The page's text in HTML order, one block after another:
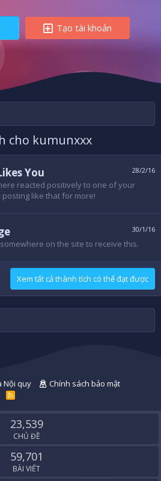
Tạo tài khoản
cho kumunxxx
28/2/16
You
reacted positively to one of your
posting like that for more!
30/1/16
on the site to receive this.
Xem tất cả thành tích có thể đạt được
Nội quy
Chính sách bảo mật
R
S
23,539
CHỦ ĐỀ
59,701
BÀI VIẾT